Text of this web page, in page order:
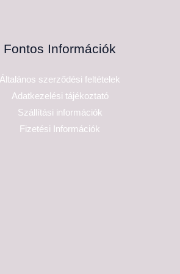
Fontos Információk
Általános szerződési feltételek
Adatkezelési tájékoztató
Szállítási információk
Fizetési Információk